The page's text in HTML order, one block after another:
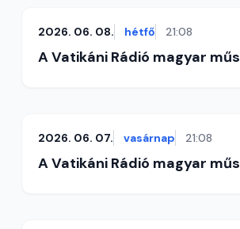
2026. 06. 08. hétfő 21:08
A Vatikáni Rádió magyar
2026. 06. 07. vasárnap 21:08
A Vatikáni Rádió magyar